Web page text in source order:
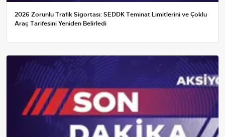
2026 Zorunlu Trafik Sigortası: SEDDK Teminat Limitlerini ve Çoklu
Araç Tarifesini Yeniden Belirledi